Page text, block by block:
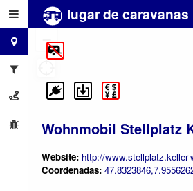
lugar de caravanas
Wohnmobil Stellplatz
Website: http://
Coordenadas:
+
−